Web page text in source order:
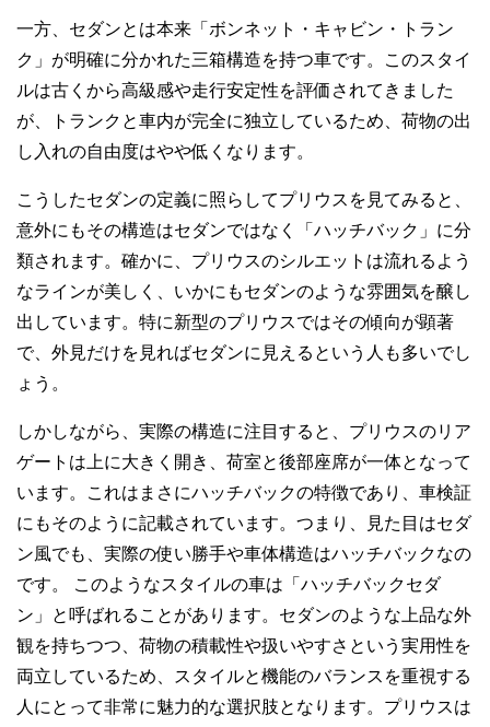
一方、セダンとは本来「ボンネット・キャビン・トラン
ク」が明確に分かれた三箱構造を持つ車です。このスタイ
ルは古くから高級感や走行安定性を評価されてきました
が、トランクと車内が完全に独立しているため、荷物の出
し入れの自由度はやや低くなります。
こうしたセダンの定義に照らしてプリウスを見てみると、
意外にもその構造はセダンではなく「ハッチバック」に分
類されます。確かに、プリウスのシルエットは流れるよう
なラインが美しく、いかにもセダンのような雰囲気を醸し
出しています。特に新型のプリウスではその傾向が顕著
で、外見だけを見ればセダンに見えるという人も多いでし
ょう。
しかしながら、実際の構造に注目すると、プリウスのリア
ゲートは上に大きく開き、荷室と後部座席が一体となって
います。これはまさにハッチバックの特徴であり、車検証
にもそのように記載されています。つまり、見た目はセダ
ン風でも、実際の使い勝手や車体構造はハッチバックなの
です。 このようなスタイルの車は「ハッチバックセダ
ン」と呼ばれることがあります。セダンのような上品な外
観を持ちつつ、荷物の積載性や扱いやすさという実用性を
両立しているため、スタイルと機能のバランスを重視する
人にとって非常に魅力的な選択肢となります。プリウスは